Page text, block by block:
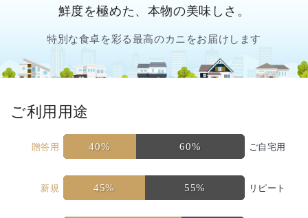
鮮度を極めた、本物の美味しさ。
特別な食卓を彩る最高のカニをお届けします
ご利用用途
贈答用 40% 60% ご自宅用
新規 45% 55% リピート